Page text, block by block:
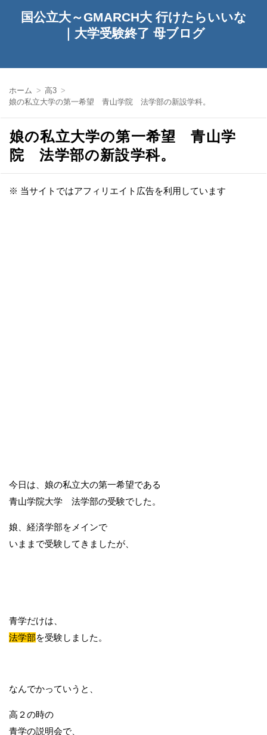
国公立大～GMARCH大 行けたらいいな
｜大学受験終了 母ブログ
ホーム
高3
娘の私立大学の第一希望 青山学院 法学部の新設学科。
娘の私立大学の第一希望 青山学
院 法学部の新設学科。
※ 当サイトではアフィリエイト広告を利用しています
今日は、娘の私立大の第一希望である
青山学院大学 法学部の受験でした。
娘、経済学部をメインで
いままで受験してきましたが、
青学だけは、
法学部を受験しました。
なんでかっていうと、
高２の時の
青学の説明会で、